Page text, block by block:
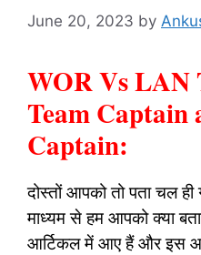
June 20, 2023 by
WOR Vs LAN
Team Captain
Captain:
दोस्तों आपको तो पता चल
माध्यम से हम आपको क्या
आर्टिकल में आए हैं और इस